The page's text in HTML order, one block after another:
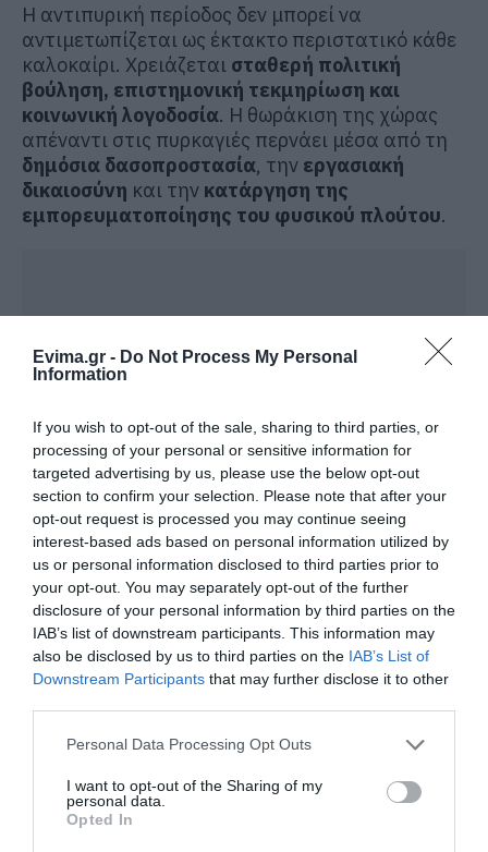
Evima.gr - Do Not Process My Personal
Information
If you wish to opt-out of the sale, sharing to third parties, or
processing of your personal or sensitive information for
targeted advertising by us, please use the below opt-out
section to confirm your selection. Please note that after your
opt-out request is processed you may continue seeing
interest-based ads based on personal information utilized by
us or personal information disclosed to third parties prior to
your opt-out. You may separately opt-out of the further
disclosure of your personal information by third parties on the
IAB’s list of downstream participants. This information may
also be disclosed by us to third parties on the IAB’s List of
Downstream Participants that may further disclose it to other
Please note that this website/app uses one or more Google
not limited to your visit or usage behaviour. You may click to
grant or deny consent to Google and its third-party tags to
use your data for below specified purposes in below Google
Personal Data Processing Opt Outs
I want to opt-out of the Sharing of my
personal data.
Opted In
Η αντιπυρική περίοδος δεν μπορεί να
αντιμετωπίζεται ως έκτακτο περιστατικό κάθε
καλοκαίρι. Χρειάζεται σταθερή πολιτική
βούληση, επιστημονική τεκμηρίωση και
κοινωνική λογοδοσία. Η θωράκιση της χώρας
απέναντι στις πυρκαγιές περνάει μέσα από τη
δημόσια δασοπροστασία, την εργασιακή
δικαιοσύνη και την κατάργηση της
εμπορευματοποίησης του φυσικού πλούτου.